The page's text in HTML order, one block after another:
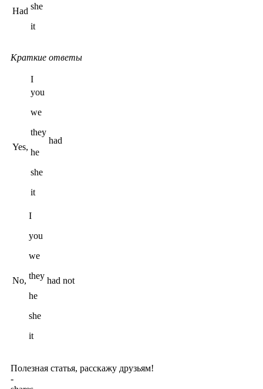
Had she
it
Краткие ответы
I
had
Yes,
you
we
they
he
she
it
No,
I
you
we
they
he
she
it
had not
Полезная статья, расскажу друзьям!
-